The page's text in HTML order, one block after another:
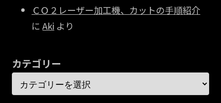
ＣＯ２レーザー加工機、カットの手順紹介
に Aki より
カテゴリー